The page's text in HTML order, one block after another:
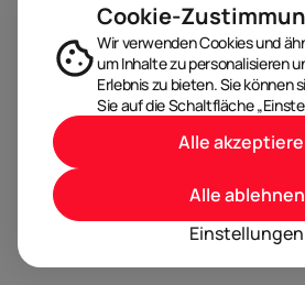
Cookie-
Wir verwenden Cookies und
um Inhalte zu personalisieren
Erlebnis zu bieten. Sie können
Sie auf die Schaltfläche
Einstellungen
Alle ablehnen
Alle